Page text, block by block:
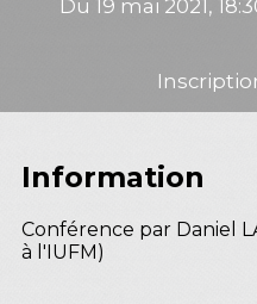
Du 19 mai 2021,
Information
Conférence par Daniel
à l'IUFM)